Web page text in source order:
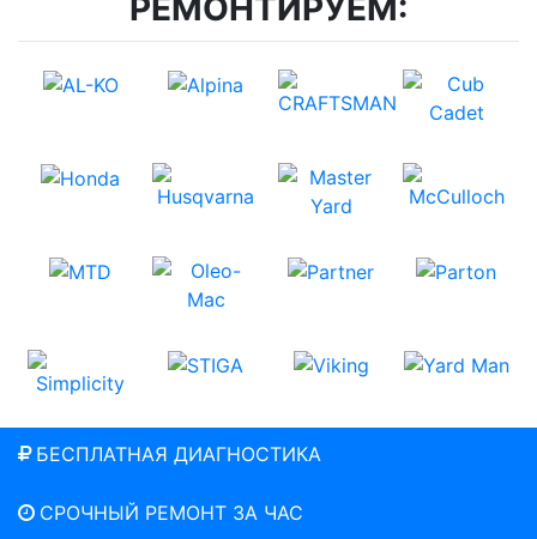
БЕСПЛАТНАЯ ДИАГНОСТИКА
СРОЧНЫЙ РЕМОНТ ЗА ЧАС